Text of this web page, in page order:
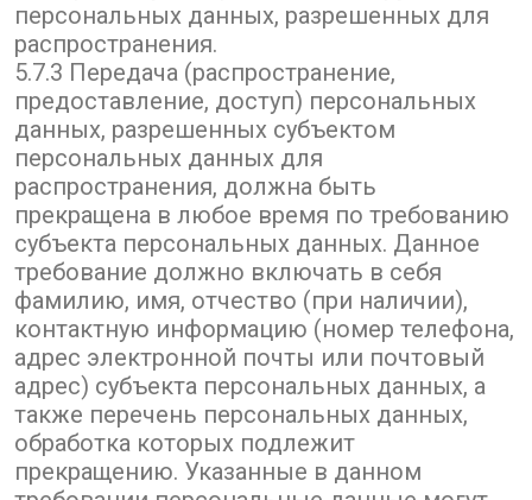
персональных данных, разрешенных для
распространения.
5.7.3 Передача (распространение,
предоставление, доступ) персональных
данных, разрешенных субъектом
персональных данных для
распространения, должна быть
прекращена в любое время по требованию
субъекта персональных данных. Данное
требование должно включать в себя
фамилию, имя, отчество (при наличии),
контактную информацию (номер телефона,
адрес электронной почты или почтовый
адрес) субъекта персональных данных, а
также перечень персональных данных,
обработка которых подлежит
прекращению. Указанные в данном